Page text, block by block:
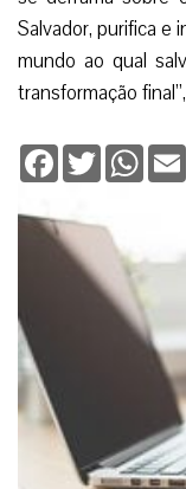
Salvador, purifica e
mundo ao qual
transformação
Facebook
Twitter